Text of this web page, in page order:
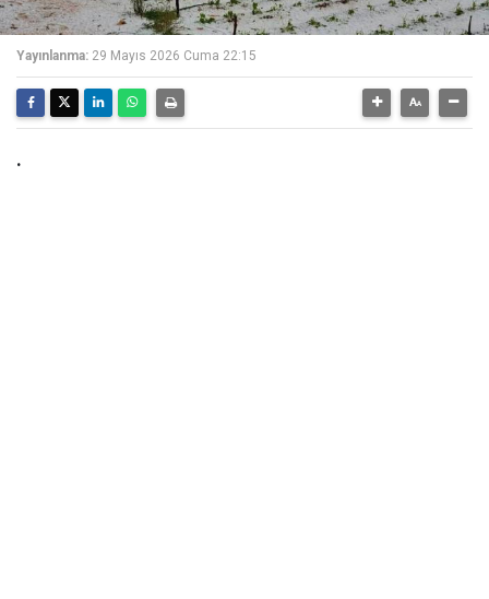
Yayınlanma: 29 Mayıs 2026 Cuma 22:15
.